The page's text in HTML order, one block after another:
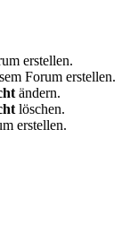
erstellen.
Forum erstellen.
ändern.
löschen.
erstellen.